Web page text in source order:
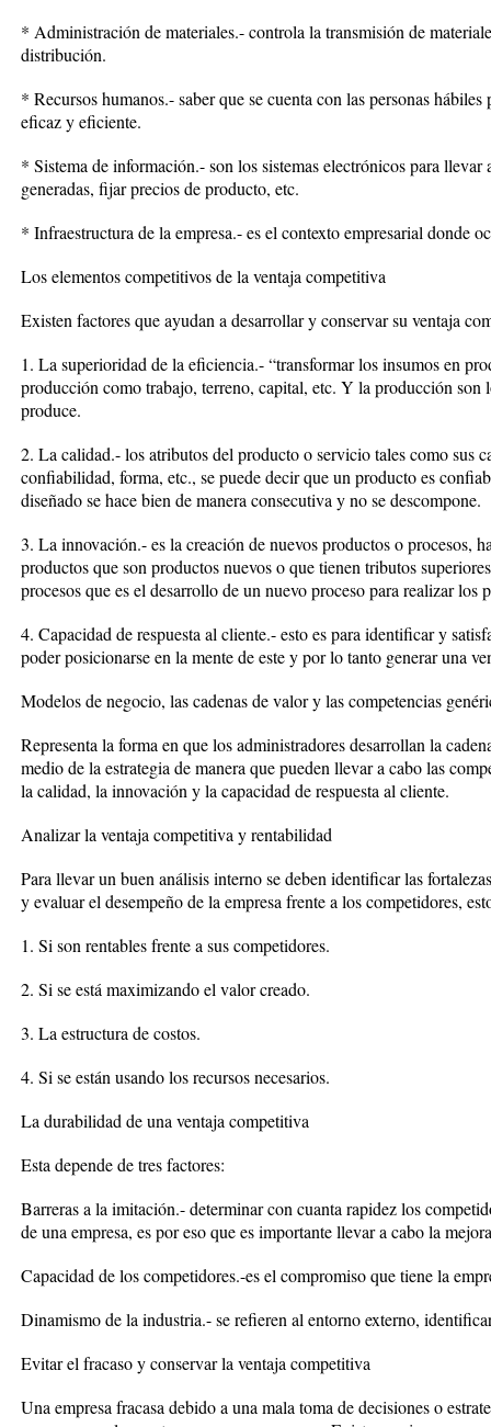
* Administración de materiales.- controla la transmisión de
distribución.
* Recursos humanos.- saber que se cuenta con las personas
eficaz y eficiente.
* Sistema de información.- son los sistemas electrónicos para llevar
generadas, fijar precios de producto, etc.
* Infraestructura de la empresa.- es el contexto empresarial donde
Los elementos competitivos de la ventaja competitiva
Existen factores que ayudan a desarrollar y conservar su ventaja
1. La superioridad de la eficiencia.- “transformar los insumos en
producción como trabajo, terreno, capital, etc. Y la producción son
produce.
2. La calidad.- los atributos del producto o servicio tales como sus
confiabilidad, forma, etc., se puede decir que un producto es
diseñado se hace bien de manera consecutiva y no se descompone.
3. La innovación.- es la creación de nuevos productos o procesos,
productos que son productos nuevos o que tienen tributos
procesos que es el desarrollo de un nuevo proceso para realizar los
4. Capacidad de respuesta al cliente.- esto es para identificar y
poder posicionarse en la mente de este y por lo tanto generar una
Modelos de negocio, las cadenas de valor y las competencias
Representa la forma en que los administradores desarrollan la
medio de la estrategia de manera que pueden llevar a cabo las
la calidad, la innovación y la capacidad de respuesta al cliente.
Analizar la ventaja competitiva y rentabilidad
Para llevar un buen análisis interno se deben identificar las
y evaluar el desempeño de la empresa frente a los competidores,
1. Si son rentables frente a sus competidores.
2. Si se está maximizando el valor creado.
3. La estructura de costos.
4. Si se están usando los recursos necesarios.
La durabilidad de una ventaja competitiva
Esta depende de tres factores:
Barreras a la imitación.- determinar con cuanta rapidez los
de una empresa, es por eso que es importante llevar a cabo la
Capacidad de los competidores.-es el compromiso que tiene la
Dinamismo de la industria.- se refieren al entorno externo,
Evitar el fracaso y conservar la ventaja competitiva
Una empresa fracasa debido a una mala toma de decisiones o